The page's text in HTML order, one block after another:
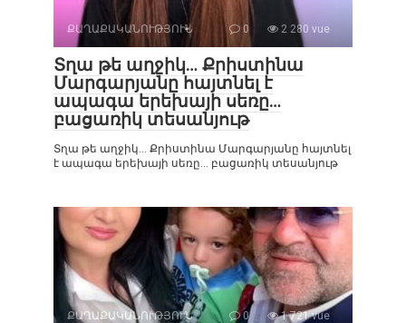
ՔԱՂԱՔԱԿԱՆՈՒԹՅՈՒՆ 0 2 280 vue
Տղա թե աղջիկ… Քրիստինա
Մարգարյանը հայտնել է
ապագա երեխայի սեռը…
բացառիկ տեսանյութ
Տղա թե աղջիկ… Քրիստինա Մարգարյանը հայտնել
է ապագա երեխայի սեռը… բացառիկ տեսանյութ
ՔԱՂԱՔԱԿԱՆՈՒԹՅՈՒՆ 0 1 721 vue